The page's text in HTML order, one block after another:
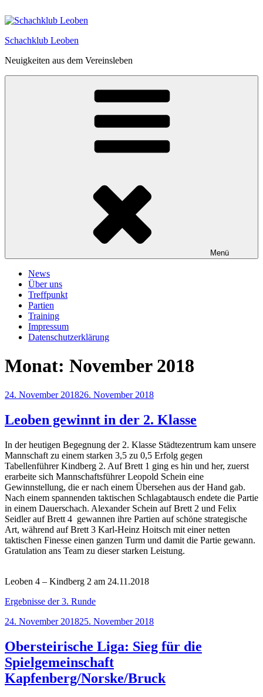
Inhalt
Schachklub Leoben
Neuigkeiten aus dem Vereinsleben
Menü
News
Über uns
Treffpunkt
Partien
Training
Impressum
Datenschutzerklärung
Monat: November 2018
Veröffentlicht
24. November 201826. November 2018
Leoben gewinnt in der 2. Klasse
In der heutigen Begegnung der 2. Klasse Städtezentrum kam unsere
Mannschaft zu einem starken 3,5 zu 0,5 Erfolg gegen
Tabellenführer Kindberg 2. Auf Brett 1 ging es hin und her, zuerst
erarbeite sich Mannschaftsführer Leopold Schein eine
Gewinnstellung, die er nach einem Übersehen aus der Hand gab.
Nach einem spannenden taktischen Schlagabtausch endete die Partie
in einem Dauerschach. Alexander Schein auf Brett 2 und Felix
Seidler auf Brett 4 gewannen ihre Partien auf schöne strategische
Art, während auf Brett 3 Karl-Heinz Hoitsch mit einer netten
taktischen Finesse einen ganzen Turm und damit die Partie gewann.
Gratulation ans Team zu dieser starken Leistung.
Leoben 4 – Kindberg 2 am 24.11.2018
Ergebnisse der 3. Runde
Veröffentlicht
24. November 201825. November 2018
Obersteirische Liga: Sieg für die
Spielgemeinschaft
Kapfenberg/Norske/Bruck